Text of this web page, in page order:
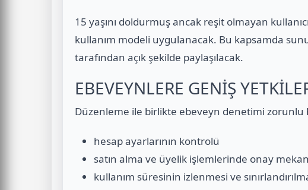
15 yaşını doldurmuş ancak reşit olmayan
kullanım modeli uygulanacak. Bu kapsamda
tarafından açık şekilde paylaşılacak.
EBEVEYNLERE GENİŞ
Düzenleme ile birlikte ebeveyn denetimi zorunlu
hesap ayarlarının kontrolü
satın alma ve üyelik işlemlerinde onay
kullanım süresinin izlenmesi ve